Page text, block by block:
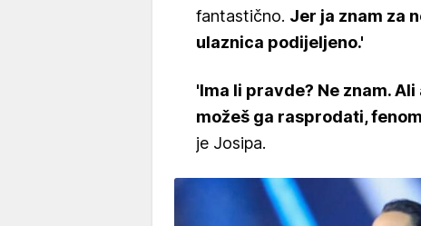
fantastično. Jer ja znam za
ulaznica podijeljeno.'
'Ima li pravde? Ne znam.
možeš ga rasprodati,
je Josipa.